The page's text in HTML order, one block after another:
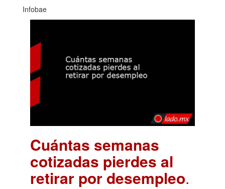
Infobae
Cuántas semanas
cotizadas pierdes al
retirar por desempleo.